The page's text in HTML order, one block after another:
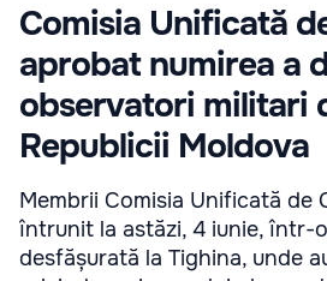
Comisia Unificată
aprobat numirea a
observatori militari
Republicii Moldova
Membrii Comisia Unificată de
întrunit la astăzi, 4 iunie, într-
desfășurată la Tighina, unde